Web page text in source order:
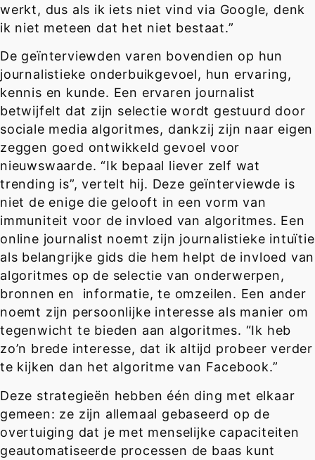
werkt, dus als ik iets niet vind via Google, denk
ik niet meteen dat het niet bestaat.”
De geïnterviewden varen bovendien op hun
journalistieke onderbuikgevoel, hun ervaring,
kennis en kunde. Een ervaren journalist
betwijfelt dat zijn selectie wordt gestuurd door
sociale media algoritmes, dankzij zijn naar eigen
zeggen goed ontwikkeld gevoel voor
nieuwswaarde. “Ik bepaal liever zelf wat
trending is”, vertelt hij. Deze geïnterviewde is
niet de enige die gelooft in een vorm van
immuniteit voor de invloed van algoritmes. Een
online journalist noemt zijn journalistieke intuïtie
als belangrijke gids die hem helpt de invloed van
algoritmes op de selectie van onderwerpen,
bronnen en informatie, te omzeilen. Een ander
noemt zijn persoonlijke interesse als manier om
tegenwicht te bieden aan algoritmes. “Ik heb
zo’n brede interesse, dat ik altijd probeer verder
te kijken dan het algoritme van Facebook.”
Deze strategieën hebben één ding met elkaar
gemeen: ze zijn allemaal gebaseerd op de
overtuiging dat je met menselijke capaciteiten
geautomatiseerde processen de baas kunt